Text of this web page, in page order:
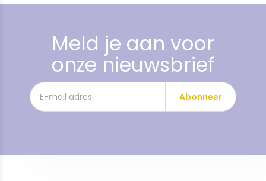
Meld je aan voor
onze nieuwsbrief
Abonneer